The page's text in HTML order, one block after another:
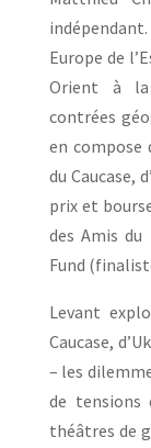
Europe de
Orient à la
contrées
en compose
du Caucase,
prix et
des Amis du
Fund
Levant
Caucase,
– les
de tensions
théâtres de